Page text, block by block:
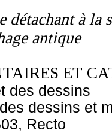
détachant à la
antique
ET
des dessins
dessins et
Recto